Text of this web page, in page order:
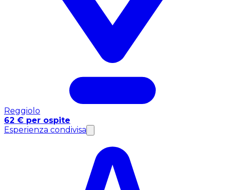
Reggiolo
62 € per ospite
Esperienza condivisa